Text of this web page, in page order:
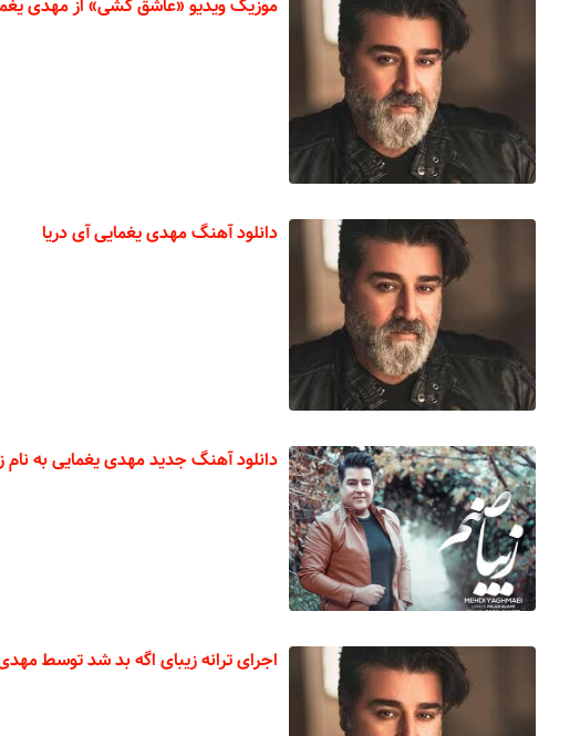
موزیک ویدیو «عاشق کشی» از مهدی
دانلود آهنگ مهدی یغمایی آی دریا
دانلود آهنگ جدید مهدی یغمایی به نام
اجرای ترانه‌ زیبای اگه بد شد توسط